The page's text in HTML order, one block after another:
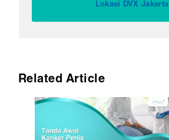
Lokasi DVX Jakarta
Related Article